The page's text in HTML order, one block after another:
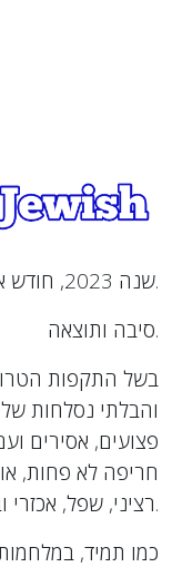
שנה 2023, חודש אוקטובר, יום 07.
סיבה ותוצאה.
בשל התקפות
והבלתי נסלחות
פצועים, אסירים
חריפה לא פחות,
רציני, שפל, אכזרי ובלתי נסלח מצד ישראל.
כמו תמיד,